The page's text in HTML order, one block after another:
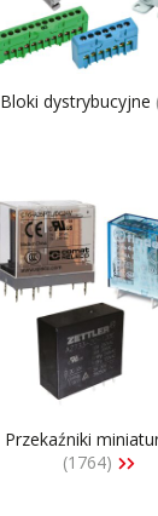
Konwertery
Konwertery
Lampy do
Liczniki
Bloki dystrybucyjne
Przekaźniki
(1764)